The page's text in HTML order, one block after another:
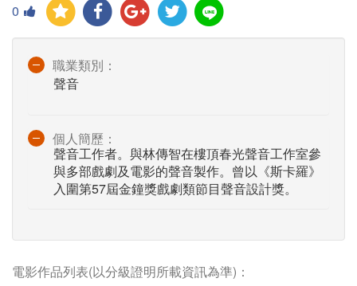
0
職業類別：
聲音
個人簡歷：
聲音工作者。與林傳智在樓頂春光聲音工作室參
與多部戲劇及電影的聲音製作。曾以《斯卡羅》
入圍第57屆金鐘獎戲劇類節目聲音設計獎。
電影作品列表(以分級證明所載資訊為準)：